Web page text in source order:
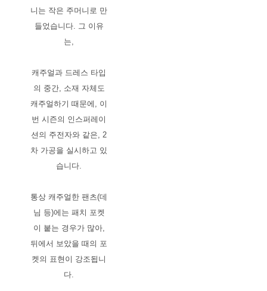
니는 작은 주머니로 만
들었습니다. 그 이유
는,
캐주얼과 드레스 타입
의 중간, 소재 자체도
캐주얼하기 때문에, 이
번 시즌의 인스퍼레이
션의 주전자와 같은, 2
차 가공을 실시하고 있
습니다.
통상 캐주얼한 팬츠(데
님 등)에는 패치 포켓
이 붙는 경우가 많아,
뒤에서 보았을 때의 포
켓의 표현이 강조됩니
다.